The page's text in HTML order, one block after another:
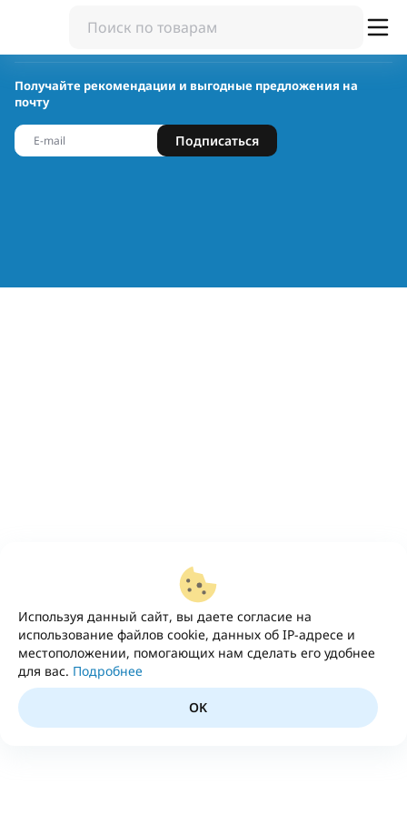
Используя данный сайт, вы даете согласие на
использование файлов cookie, данных об IP-адресе и
местоположении, помогающих нам сделать его удобнее
для вас. Подробнее
OK
Получайте рекомендации и выгодные предложения на
почту
Подписаться